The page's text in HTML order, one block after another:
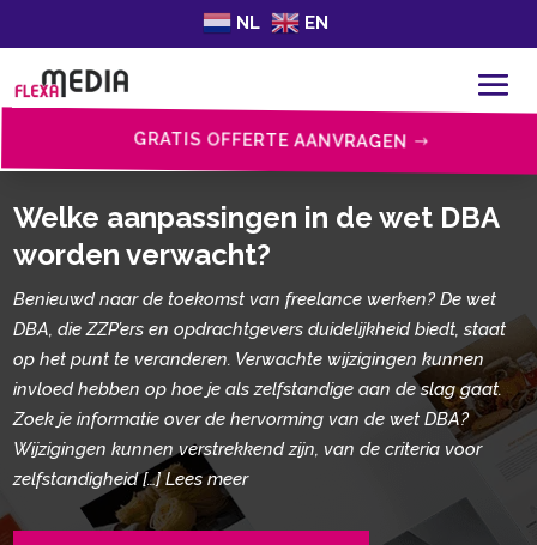
NL EN
GRATIS OFFERTE AANVRAGEN
Welke aanpassingen in de wet DBA
worden verwacht?
Benieuwd naar de toekomst van freelance werken? De wet
DBA, die ZZP’ers en opdrachtgevers duidelijkheid biedt, staat
op het punt te veranderen. Verwachte wijzigingen kunnen
invloed hebben op hoe je als zelfstandige aan de slag gaat.
Zoek je informatie over de hervorming van de wet DBA?
Wijzigingen kunnen verstrekkend zijn, van de criteria voor
zelfstandigheid […] Lees meer